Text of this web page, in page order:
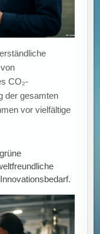
CO₂-
der gesamten
vor vielfältige